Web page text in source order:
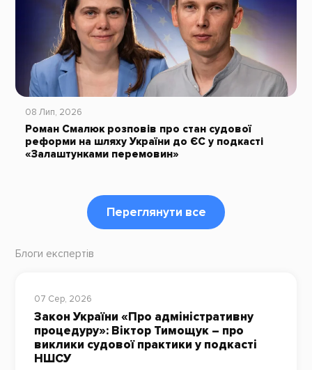
08 Лип, 2026
Роман Смалюк розповів про стан судової
реформи на шляху України до ЄС у подкасті
«Залаштунками перемовин»
Переглянути все
Блоги експертів
07 Сер, 2026
Закон України «Про адміністративну
процедуру»: Віктор Тимощук – про
виклики судової практики у подкасті
НШСУ